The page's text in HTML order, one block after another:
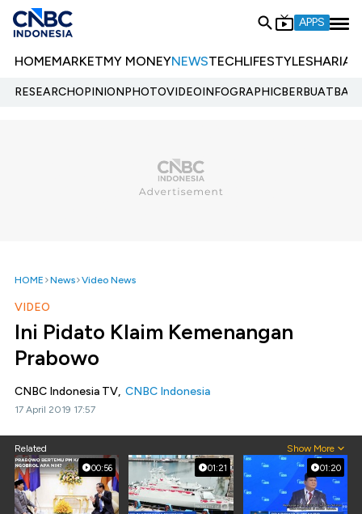
APPS
HOMEMARKETMY MONEYNEWSTECHLIFESTYLESHARIA
RESEARCHOPINIONPHOTOVIDEOINFOGRAPHIC
HOME News Video News
VIDEO
Ini Pidato Klaim Kemenangan
Prabowo
CNBC Indonesia TV, CNBC Indonesia
17 April 2019 17:57
Related Show More
00:56 01:21 01:20